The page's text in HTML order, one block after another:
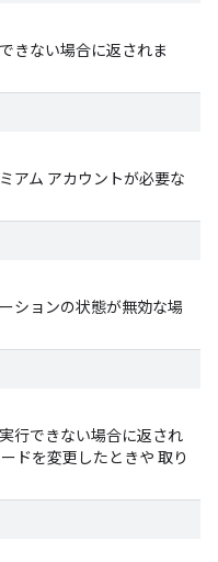
きない場合に返されま
アム アカウントが必要な
ションの状態が無効な場
行できない場合に返され
ドを変更したときや 取り